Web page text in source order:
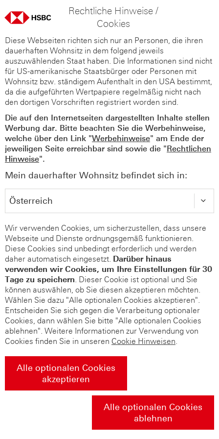
Rechtliche Hinweise /
Cookies
Diese Webseiten richten sich nur an Personen, die ihren
dauerhaften Wohnsitz in dem folgend jeweils
auszuwählenden Staat haben. Die Informationen sind nicht
für US-amerikanische Staatsbürger oder Personen mit
Wohnsitz bzw. ständigem Aufenthalt in den USA bestimmt,
da die aufgeführten Wertpapiere regelmäßig nicht nach
den dortigen Vorschriften registriert worden sind.
Die auf den Internetseiten dargestellten Inhalte stellen
Werbung dar. Bitte beachten Sie die Werbehinweise,
welche über den Link "Werbehinweise" am Ende der
jeweiligen Seite erreichbar sind sowie die "Rechtlichen
Hinweise".
Mein dauerhafter Wohnsitz befindet sich in:
Wir verwenden Cookies, um sicherzustellen, dass unsere
Webseite und Dienste ordnungsgemäß funktionieren.
Diese Cookies sind unbedingt erforderlich und werden
daher automatisch eingesetzt. Darüber hinaus
verwenden wir Cookies, um Ihre Einstellungen für 30
Tage zu speichern. Dieser Cookie ist optional und Sie
können auswählen, ob Sie diesen akzeptieren möchten.
Wählen Sie dazu "Alle optionalen Cookies akzeptieren".
Entscheiden Sie sich gegen die Verarbeitung optionaler
Cookies, dann wählen Sie bitte "Alle optionalen Cookies
ablehnen". Weitere Informationen zur Verwendung von
Cookies finden Sie in unseren Cookie Hinweisen.
Alle optionalen Cookies
akzeptieren
Alle optionalen Cookies
ablehnen